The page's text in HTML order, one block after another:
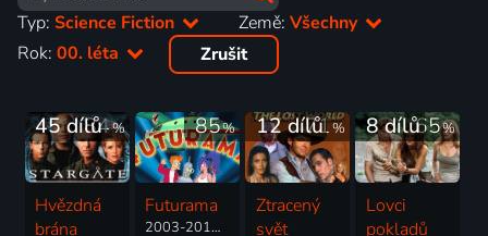
Typ: Science Fiction Země:Všechny
Rok: 00. léta Zrušit
84%
45 dílů
Hvězdná
brána
85%
Futurama
2003-2013 | USA | Animovaný, Dobrodružný, Komedie, Science Fiction, Drama
71%
12 dílů
Ztracený
svět
65%
8 dílů
Lovci
pokladů